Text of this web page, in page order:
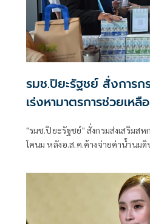
รมช.ปิยะรัฐชย์ สั่งการ
เร่งหามาตรการช่วยเห
อ.ส.ค.ค้างจ่ายค่าน้ำนม
350 ล.กู้ยืมดอกเบี้ยต่ำ
"รมช.ปิยะรัฐชย์" สั่งกรมส่งเสริมส
โคนม หลังอ.ส.ค.ค้างจ่ายค่าน้ำนม
โคนม พร้อมเผยปีนี้เตรียมเงินกพส
ให้สหกรณ์กู้ยืมเป็นกรณีพิเศษ เพื่อเ